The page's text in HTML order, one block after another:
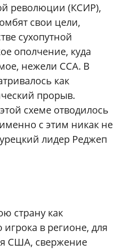
революции (КСИР),
свои цели,
сухопутной
ополчение, куда
нежели ССА. В
как
прорыв.
схеме отводилось
с этим никак не
лидер Реджеп
страну как
игрока в регионе, для
США, свержение